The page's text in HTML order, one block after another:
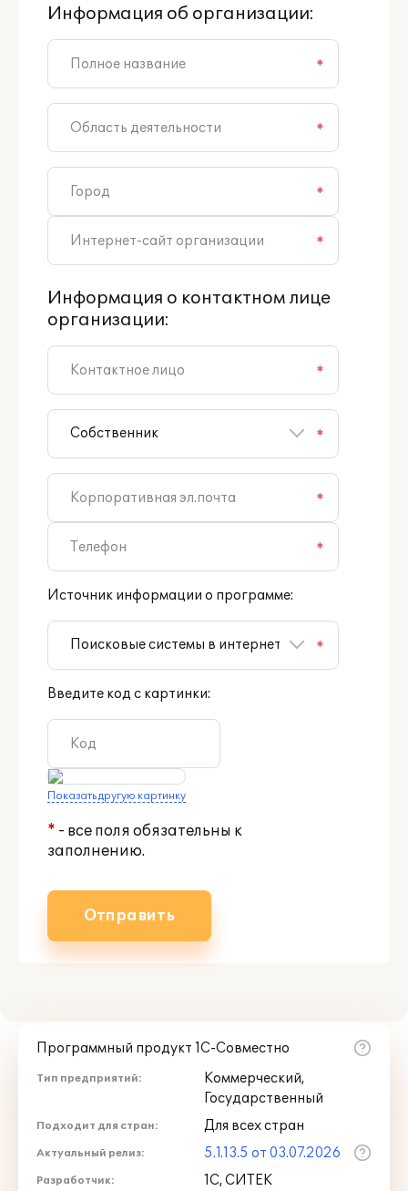
Информация об организации:
*
*
*
*
Информация о контактном лице
организации:
*
*
*
*
Источник информации о программе:
*
Введите код с картинки:
Показать другую картинку
* - все поля обязательны к
заполнению.
Отправить
Программный продукт 1С-Совместно
Тип предприятий:
Коммерческий,
Государственный
Подходит для стран: Для всех стран
Актуальный релиз: 5.1.13.5 от 03.07.2026
Разработчик: 1С, СИТЕК